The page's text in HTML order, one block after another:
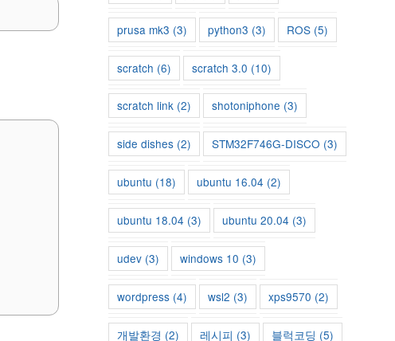
prusa mk3 (3) python3 (3) ROS (5)
scratch (6) scratch 3.0 (10)
scratch link (2) shotoniphone (3)
side dishes (2) STM32F746G-DISCO (3)
ubuntu (18) ubuntu 16.04 (2)
ubuntu 18.04 (3) ubuntu 20.04 (3)
udev (3) windows 10 (3)
wordpress (4) wsl2 (3) xps9570 (2)
개발환경 (2) 레시피 (3) 블럭코딩 (5)